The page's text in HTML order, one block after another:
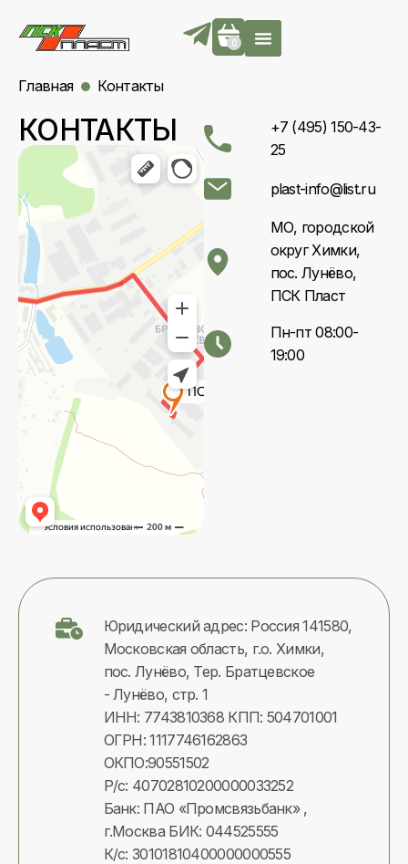
0
Главная Контакты
КОНТАКТЫ
+7 (495) 150-43-
25
plast-info@list.ru
МО, городской
округ Химки,
пос. Лунёво,
ПСК Пласт
Пн-пт 08:00-
19:00
Юридический адрес: Россия 141580,
Московская область, г.о. Химки,
пос. Лунёво, Тер. Братцевское
-Лунёво, стр. 1
ИНН: 7743810368 КПП: 504701001
ОГРН: 1117746162863
ОКПО:90551502
Р/с: 40702810200000033252
Банк: ПАО «Промсвязьбанк» ,
г.Москва БИК: 044525555
К/с: 30101810400000000555